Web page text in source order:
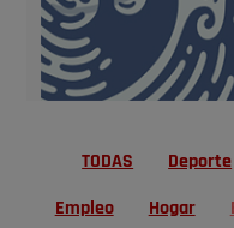
TODAS Deporte
Empleo Hogar